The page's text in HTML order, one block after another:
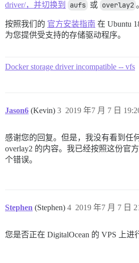
driver/，并切换到
aufs 或 overlay2
按照我们的 官方安装指南 在 Ubuntu
为您提供受支持的存储驱动程序。
Docker storage driver incompatible -- vfs
Jason6 (Kevin) 2019 年7 月 7 日
3
感谢您的回复。但是，我没有看到任
overlay2 的内容。我已经按照这份官
个错误。
Stephen (Stephen) 2019 年7 月 7 日
4
您是否正在 DigitalOcean 的 VPS 上进